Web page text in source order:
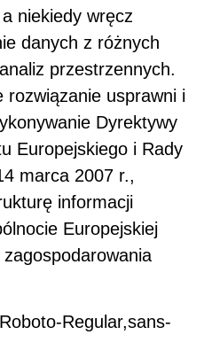
niekiedy wręcz
danych z różnych
przestrzennych.
rozwiązanie usprawni i
Dyrektywy
Europejskiego i Rady
marca 2007 r.,
informacji
Europejskiej
Regular,sans-